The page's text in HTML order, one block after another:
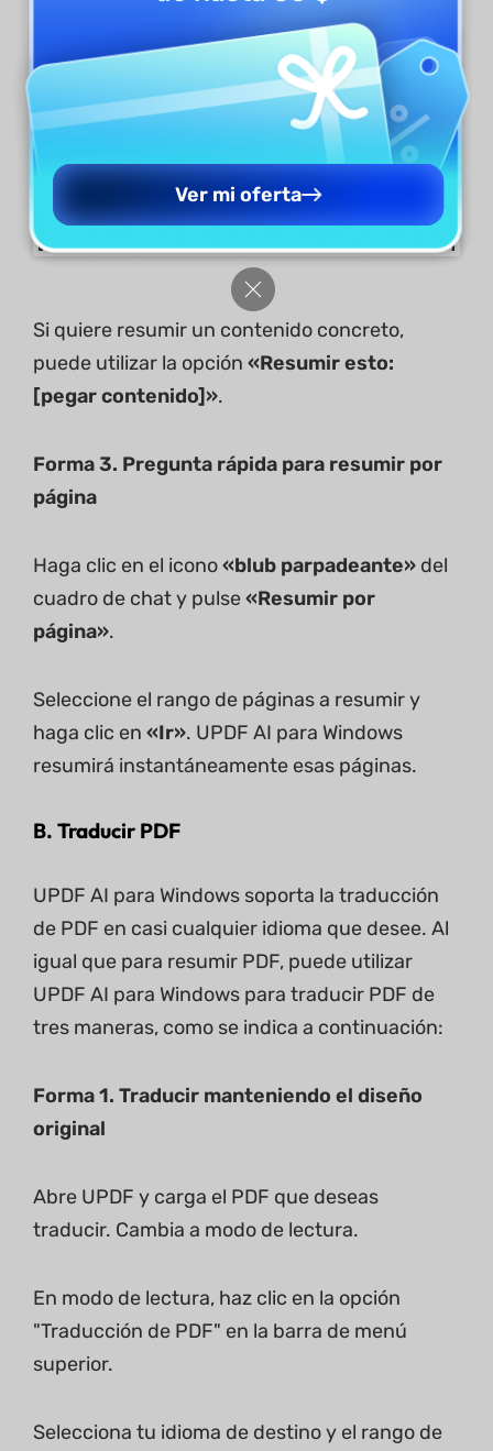
Si quiere resumir un contenido concreto,
puede utilizar la opción «Resumir esto:
[pegar contenido]».
Forma 3. Pregunta rápida para resumir por
página
Haga clic en el icono«blub parpadeante» del
cuadro de chat y pulse«Resumir por
página».
Seleccione el rango de páginas a resumir y
haga clic en «Ir». UPDF AI para Windows
resumirá instantáneamente esas páginas.
B. Traducir PDF
UPDF AI para Windows soporta la traducción
de PDF en casi cualquier idioma que desee. Al
igual que para resumir PDF, puede utilizar
UPDF AI para Windows para traducir PDF de
tres maneras, como se indica a continuación:
Forma 1. Traducir manteniendo el diseño
original
Abre UPDF y carga el PDF que deseas
traducir. Cambia a modo de lectura.
En modo de lectura, haz clic en la opción
"Traducción de PDF" en la barra de menú
superior.
Selecciona tu idioma de destino y el rango de
Ver mi oferta